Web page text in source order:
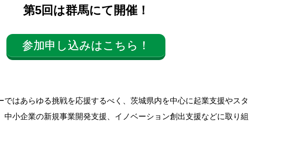
第5回は群馬にて開催！
参加申し込みはこちら！
ではあらゆる挑戦を応援するべく、茨城県内を中心に起業支援やスタ
中小企業の新規事業開発支援、イノベーション創出支援などに取り組